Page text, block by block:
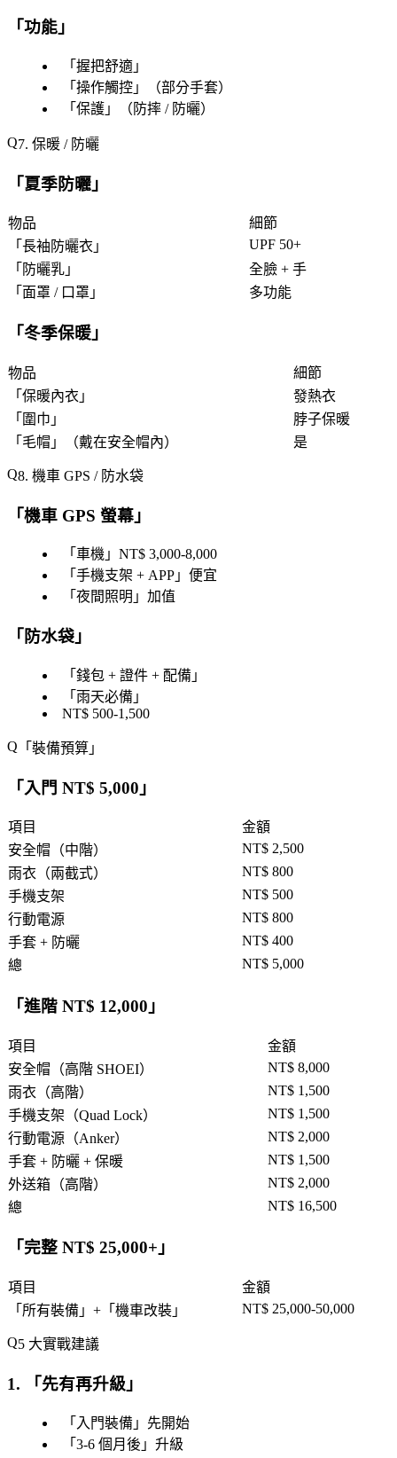
「功能 」
「 握把舒適 」
「 操作觸控 」（部分手套）
「 保護 」（防摔 / 防曬）
7. 保暖 / 防曬
「夏季防曬 」
物品
細節
「 長袖防曬衣 」
UPF 50+
「 防曬乳 」
全臉 + 手
「 面罩 / 口罩 」 多功能
「冬季保暖 」
物品
細節
「 保暖內衣 」
發熱衣
「 圍巾 」
脖子保暖
「 毛帽 」（戴在安全帽內） 是
8. 機車 GPS / 防水袋
「機車 GPS 螢幕 」
「 車機 」NT$ 3,000-8,000
「 手機支架 + APP 」便宜
「 夜間照明 」加值
「 防水袋 」
「 錢包 + 證件 + 配備 」
「 雨天必備 」
NT$ 500-1,500
「 裝備預算 」
「入門 NT$ 5,000 」
項目
金額
安全帽（中階）
NT$ 2,500
雨衣（兩截式）
NT$ 800
手機支架
NT$ 500
行動電源
NT$ 800
手套 + 防曬
NT$ 400
總
NT$ 5,000
「進階 NT$ 12,000 」
項目
金額
安全帽（高階 SHOEI）
NT$ 8,000
雨衣（高階）
NT$ 1,500
手機支架（Quad Lock）
NT$ 1,500
行動電源（Anker）
NT$ 2,000
手套 + 防曬 + 保暖
NT$ 1,500
外送箱（高階）
NT$ 2,000
總
NT$ 16,500
「完整 NT$ 25,000+ 」
項目
金額
「 所有裝備 」+「 機車改裝 」 NT$ 25,000-50,000
5 大實戰建議
1. 「 先有再升級 」
「 入門裝備 」先開始
「 3-6 個月後 」升級